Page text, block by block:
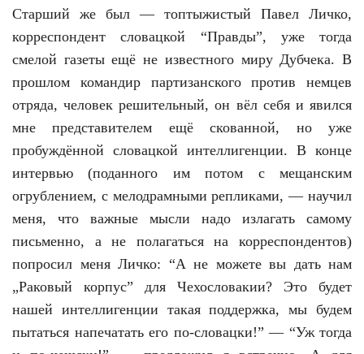
Старший же был — топтыжистый Павел Личко,
корреспондент словацкой “Правды”, уже тогда
смелой газеты ещё не известного миру Дубчека. В
прошлом командир партизанского против немцев
отряда, человек решительный, он вёл себя и явился
мне представителем ещё скованной, но уже
пробуждённой словацкой интеллигенции. В конце
интервью (поданного им потом с мещанским
огрублением, с мелодрамными репликами, — научил
меня, что важные мысли надо излагать самому
письменно, а не полагаться на корреспондентов)
попросил меня Личко: “А не можете вы дать нам
„Раковый корпус” для Чехословакии? Это будет
нашей интеллигенции такая поддержка, мы будем
пытаться напечатать его по-словацки!” — “Уж тогда